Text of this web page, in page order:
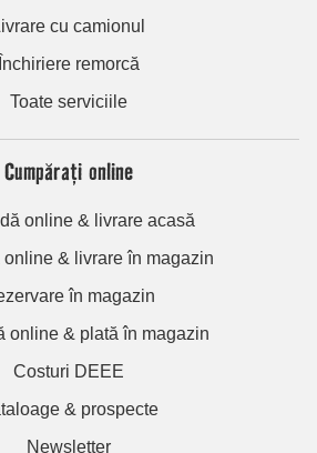
cu camionul
Închiriere remorcă
Toate serviciile
Cumpărați online
online & livrare acasă
online & livrare în magazin
în magazin
online & plată în magazin
Costuri DEEE
& prospecte
Newsletter